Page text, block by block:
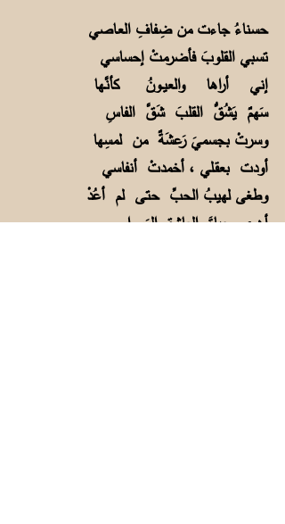
حسناءُ جاءت من ضِفافِ العـاصي
تسبي القلوبَ فأضرمتْ إحساسي
إني أراها والعيــونُ كأنَّـها
سَهمٌ يَشُقُّ القلبَ شَقَّ الفاسِ
وسرتْ بجسميَ رَعشَةٌ من لمسِها
أودت بعقـلي ، أخمدتْ أنفاسي
وطغى لهيبُ الحبِّ حتـى لم أعُدْ
أهوى حياةَ العاشقِ الوَسواسِي